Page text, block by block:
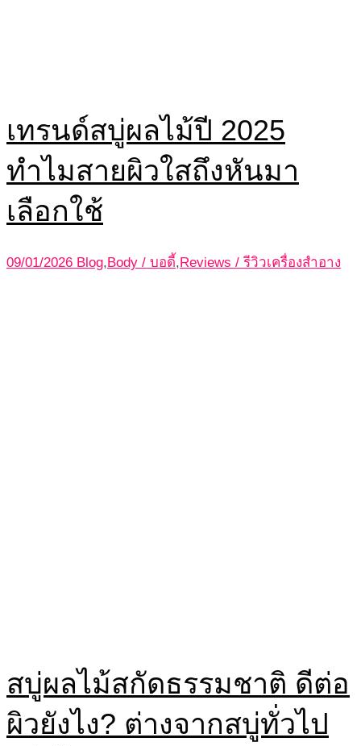
เทรนด์สบู่ผลไม้ปี 2025
ทำไมสายผิวใสถึงหันมา
เลือกใช้
09/01/2026 Blog,Body / บอดี้,Reviews / รีวิวเครื่องสำอาง
สบู่ผลไม้สกัดธรรมชาติ ดีต่อ
ผิวยังไง? ต่างจากสบู่ทั่วไป